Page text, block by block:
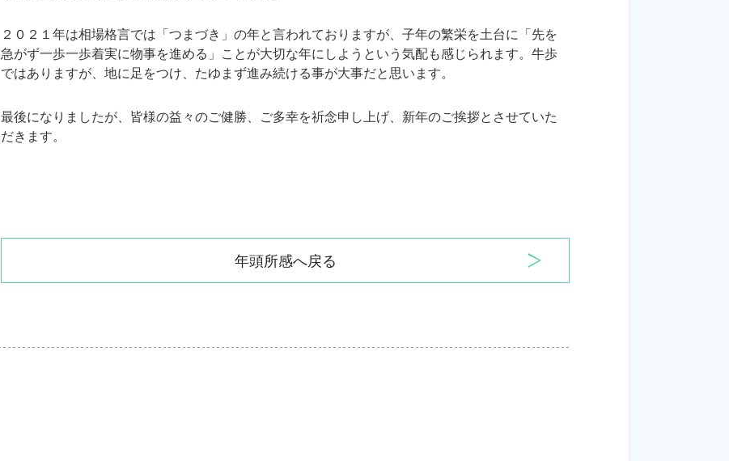
２０２１年は相場格言では「つまづき」の年と言われておりますが、子年の繁栄を土台に「先を
急がず一歩一歩着実に物事を進める」ことが大切な年にしようという気配も感じられます。牛歩
ではありますが、地に足をつけ、たゆまず進み続ける事が大事だと思います。
最後になりましたが、皆様の益々のご健勝、ご多幸を祈念申し上げ、新年のご挨拶とさせていた
だきます。
年頭所感へ戻る